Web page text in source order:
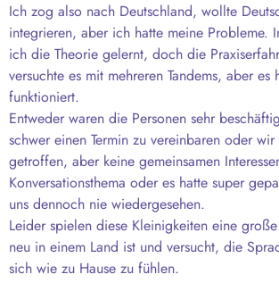
Ich zog also nach Deutschland, wollte
integrieren, aber ich hatte meine Probleme.
ich die Theorie gelernt, doch die
versuchte es mit mehreren Tandems, aber es
funktioniert.
Entweder waren die Personen sehr
schwer einen Termin zu vereinbaren oder wir
getroffen, aber keine gemeinsamen
Konversationsthema oder es hatte super
uns dennoch nie wiedergesehen.
Leider spielen diese Kleinigkeiten eine
neu in einem Land ist und versucht, die
sich wie zu Hause zu fühlen.